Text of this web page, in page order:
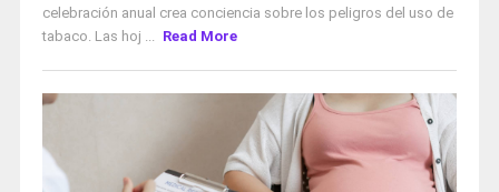
celebración anual crea conciencia sobre los peligros del uso de
tabaco. Las hoj ... Read More